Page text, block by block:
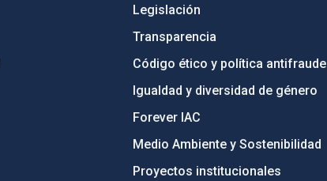
Legislación
Transparencia
Código ético y política antifraude
Igualdad y diversidad de género
Forever IAC
Medio Ambiente y Sostenibilidad
Proyectos institucionales